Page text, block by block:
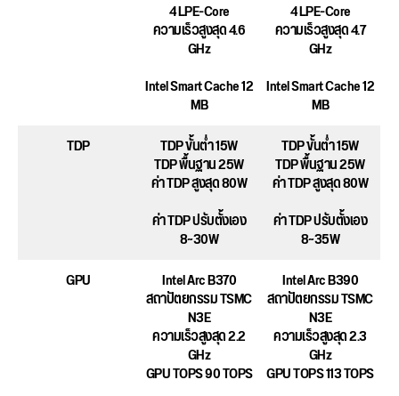
4 LPE-Core
ความเร็วสูงสุด 4.6
GHz
Intel Smart Cache 12
MB
4 LPE-Core
ความเร็วสูงสุด 4.7
GHz
Intel Smart Cache 12
MB
TDP
TDP ขั้นต่ำ 15W
TDP พื้นฐาน 25W
ค่า TDP สูงสุด 80W
ค่า TDP ปรับตั้งเอง
8~30W
TDP ขั้นต่ำ 15W
TDP พื้นฐาน 25W
ค่า TDP สูงสุด 80W
ค่า TDP ปรับตั้งเอง
8~35W
GPU
Intel Arc B370
สถาปัตยกรรม TSMC
N3E
ความเร็วสูงสุด 2.2
GHz
GPU TOPS 90 TOPS
Intel Arc B390
สถาปัตยกรรม TSMC
N3E
ความเร็วสูงสุด 2.3
GHz
GPU TOPS 113 TOPS